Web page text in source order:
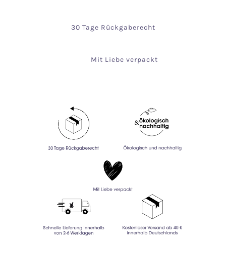
30 Tage Rückgaberecht
Mit Liebe verpackt